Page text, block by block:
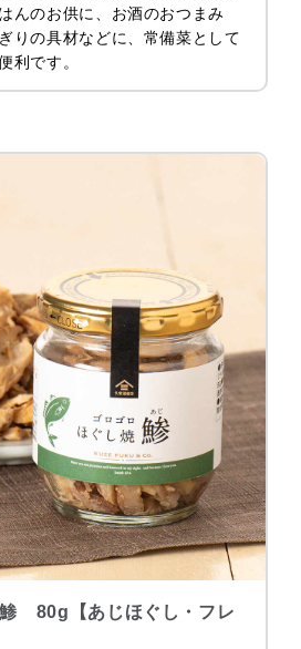
んのお供に、お酒のおつまみ
りの具材などに、常備菜として
利です。
80g【あじほぐし・フレ